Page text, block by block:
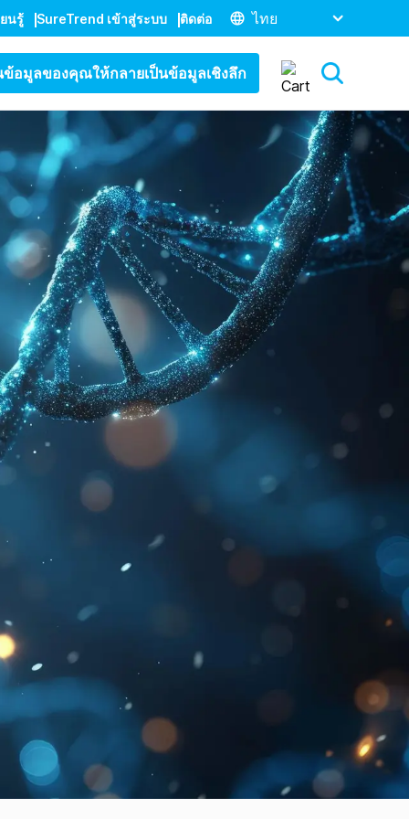
นรู้ SureTrend เข้าสู่ระบบ ติดต่อ ไทย
ข้อมูลของคุณให้กลายเป็นข้อมูลเชิงลึก